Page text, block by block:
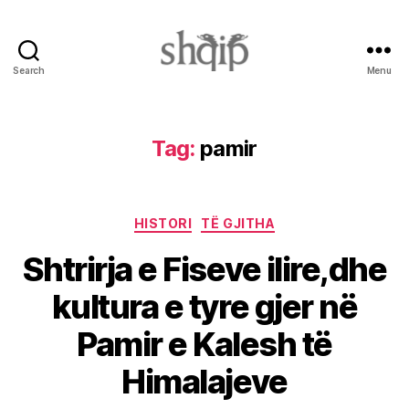
Search Menu
Tag: pamir
Categories
HISTORI TË GJITHA
Shtrirja e Fiseve ilire,dhe
kultura e tyre gjer në
Pamir e Kalesh të
Himalajeve